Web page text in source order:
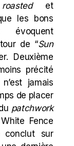
roasted
et
les bons
de “Sun
Deuxième
précité
jamais
de placer
patchwork
White Fence
conclut sur